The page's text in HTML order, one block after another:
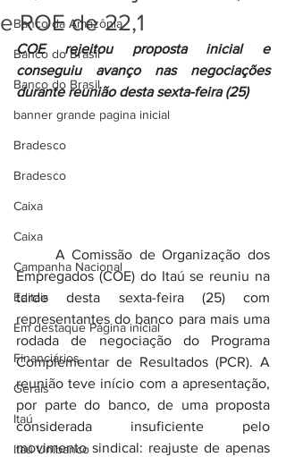
Banco da Amazônia
Banco do Brasil
Banco do Brasil
banner grande pagina inicial
Bradesco
Bradesco
Caixa
Caixa
Campanha Nacional
Editais
Em destaque Página inicial
Financiários
Gerais
Itaú
Itaú Unibanco
e ROE de 22,1
COE rejeitou proposta inicial e
conseguiu avanço nas negociações
durante reunião desta sexta-feira (25)
Empregados (COE) do Itaú se reuniu na
tarde desta sexta-feira (25) com
representantes do banco para mais uma
rodada de negociação do Programa
Complementar de Resultados (PCR). A
reunião teve início com a apresentação,
por parte do banco, de uma proposta
considerada insuficiente pelo
movimento sindical: reajuste de apenas